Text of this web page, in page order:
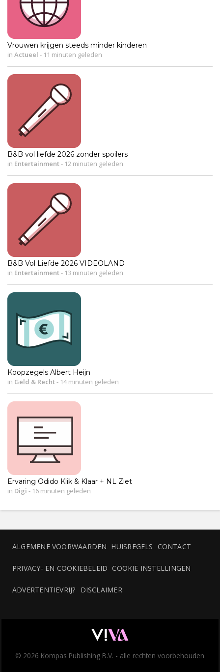
Vrouwen krijgen steeds minder kinderen
in Actueel - 11 minuten geleden
B&B vol liefde 2026 zonder spoilers
in Entertainment- 12 minuten geleden
B&B Vol Liefde 2026 VIDEOLAND
in Entertainment- 13 minuten geleden
Koopzegels Albert Heijn
in Geld & Recht- 14 minuten geleden
Ervaring Odido Klik & Klaar + NL Ziet
in Digi - 16 minuten geleden
ALGEMENE VOORWAARDEN HUISREGELS CONTACT
PRIVACY- EN COOKIEBELEID COOKIE INSTELLINGEN
ADVERTENTIEVRIJ? DISCLAIMER
© 2026 Kompas Publishing B.V. - alle rechten voorbehouden